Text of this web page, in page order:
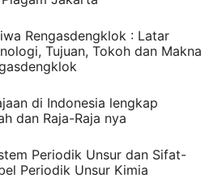
Rengasdengklok : Latar
Tujuan, Tokoh dan Makna
di Indonesia lengkap
dan Raja-Raja nya
Periodik Unsur dan Sifat-
Periodik Unsur Kimia